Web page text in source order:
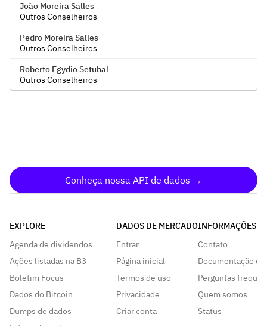
João Moreira Salles
Outros Conselheiros
Pedro Moreira Salles
Outros Conselheiros
Roberto Egydio Setubal
Outros Conselheiros
Conheça nossa API de dados →
EXPLORE
Agenda de dividendos
Ações listadas na B3
Boletim Focus
Dados do Bitcoin
Dumps de dados
DADOS DE MERCADO
Entrar
Página inicial
Termos de uso
Privacidade
Criar conta
INFORMAÇÕES
Contato
Documentação da
Perguntas
Quem somos
Status